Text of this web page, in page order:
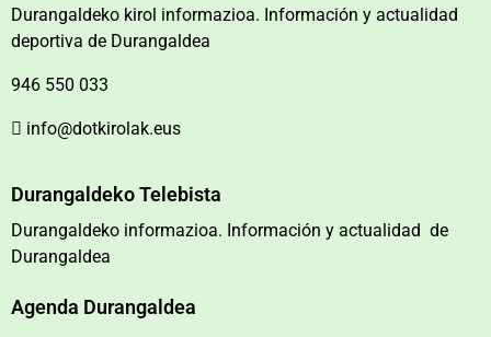
Durangaldeko kirol informazioa. Información y actualidad
deportiva de Durangaldea
946 550 033
info@dotkirolak.eus
Durangaldeko Telebista
Durangaldeko informazioa. Información y actualidad de
Durangaldea
Agenda Durangaldea